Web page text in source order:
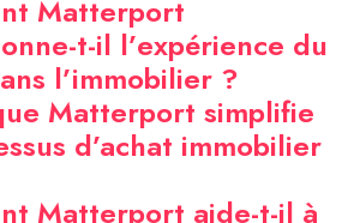
Matterport
t-il l’expérience du
l’immobilier ?
Matterport simplifie
d’achat immobilier
Matterport aide-t-il à